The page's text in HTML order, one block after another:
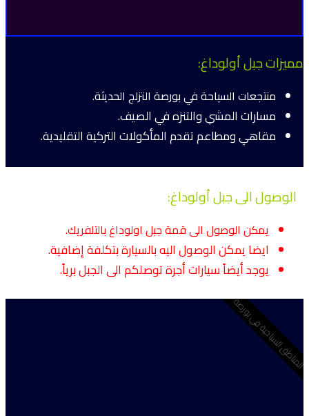
مميزات جبل أولوداغ:
منتجعات السياحة في بورصة التزلج الحديثة.
مسارات المشي والتنزه في الصيف.
مقاهي ومطاعم تقدم المأكولات التركية التقليدية.
الوصول الى جبل أولوداغ:
يمكن الوصول الى قمة جبل اولوداغ بالتلفريك.
ايضا يمكن الوصول اليه بالسيارة بتكلفة إضافية.
يوجد أيضاً سيارات أجرة توصلكم الى الجبل برياً.
المناطق السياحية في بورصة